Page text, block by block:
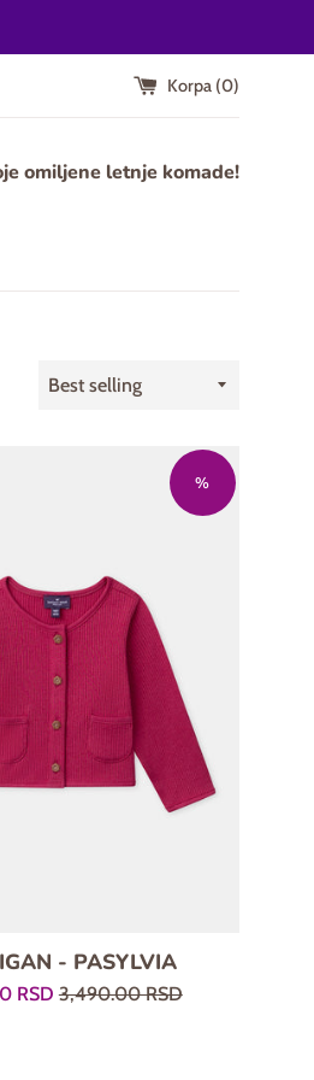
Korpa (0)
omiljene letnje komade!
Sort
- PASYLVIA
RSDRegularna
3,490.00 RSD
%